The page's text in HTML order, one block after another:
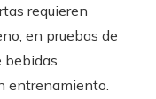
requieren
en pruebas de
bebidas
entrenamiento.